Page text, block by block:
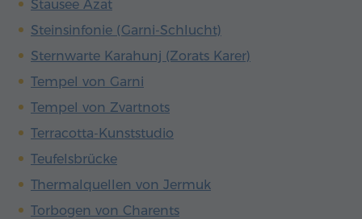
Stausee Azat
Steinsinfonie (Garni-Schlucht)
Sternwarte Karahunj (Zorats Karer)
Tempel von Garni
Tempel von Zvartnots
Terracotta-Kunststudio
Teufelsbrücke
Thermalquellen von Jermuk
Torbogen von Charents